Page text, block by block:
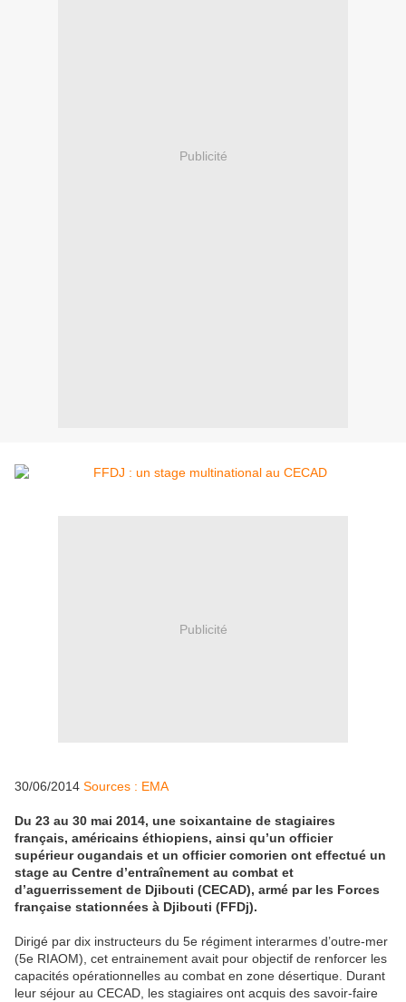
Publicité
Publicité
30/06/2014 Sources : EMA
Du 23 au 30 mai 2014, une soixantaine de stagiaires
français, américains éthiopiens, ainsi qu’un officier
supérieur ougandais et un officier comorien ont effectué un
stage au Centre d’entraînement au combat et
d’aguerrissement de Djibouti (CECAD), armé par les Forces
française stationnées à Djibouti (FFDj).
Dirigé par dix instructeurs du 5e régiment interarmes d’outre-mer
(5e RIAOM), cet entrainement avait pour objectif de renforcer les
capacités opérationnelles au combat en zone désertique. Durant
leur séjour au CECAD, les stagiaires ont acquis des savoir-faire